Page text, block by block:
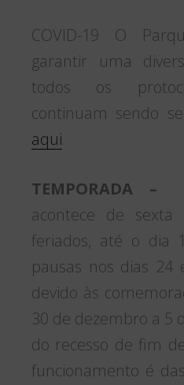
COVID-19 O
garantir uma
todos os
continuam sendo
aqui.
TEMPORADA –
acontece de
feriados, até o dia
pausas nos dias 24
devido às
30 de dezembro a 5
do recesso de fim
funcionamento é